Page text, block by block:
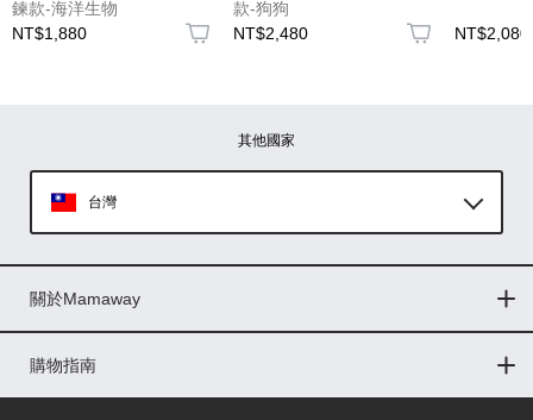
鍊款-海洋生物
NT$1,880
款-狗狗
NT$2,480
NT$2,080
其他國家
台灣
印尼
菲律賓
馬來西亞
關於Mamaway
門市據點
最新消息
品牌故事
人力招募
媒體花絮
隱私權聲明
CSR企業社會責任
購物指南
購物常見問題
退換貨問題
儲值金使用條款
購買儲值金
發票問題
會員權益
線上留言
吸乳器-免費體驗